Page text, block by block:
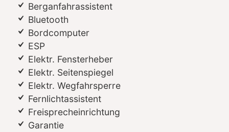
Berganfahrassistent
Bluetooth
Bordcomputer
ESP
Elektr. Fensterheber
Elektr. Seitenspiegel
Elektr. Wegfahrsperre
Fernlichtassistent
Freisprecheinrichtung
Garantie